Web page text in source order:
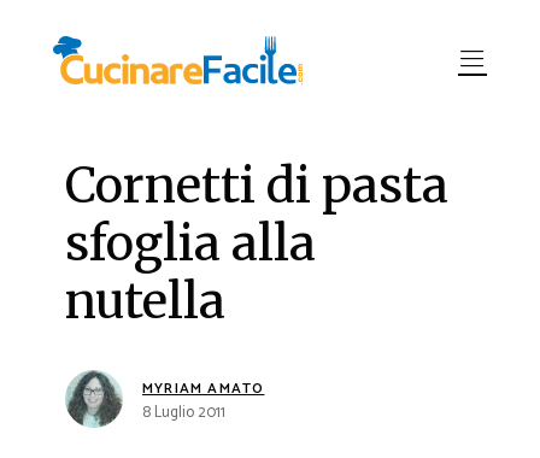
Cornetti di pasta
sfoglia alla
nutella
MYRIAM AMATO
8 Luglio 2011